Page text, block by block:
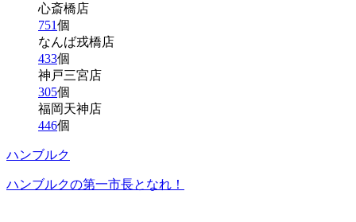
心斎橋店
751個
なんば戎橋店
433個
神戸三宮店
305個
福岡天神店
446個
ハンブルク
ハンブルクの第一市長となれ！